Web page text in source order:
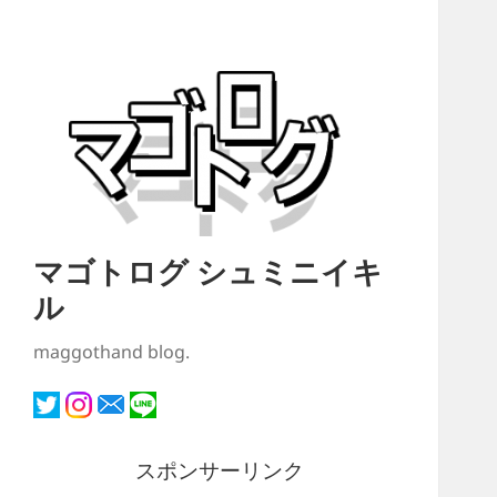
マゴトログ シュミニイキ
ル
maggothand blog.
スポンサーリンク